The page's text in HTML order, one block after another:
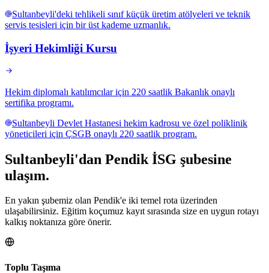
Sultanbeyli'deki tehlikeli sınıf küçük üretim atölyeleri ve teknik
servis tesisleri için bir üst kademe uzmanlık.
İşyeri Hekimliği Kursu
Hekim diplomalı katılımcılar için 220 saatlik Bakanlık onaylı
sertifika programı.
Sultanbeyli Devlet Hastanesi hekim kadrosu ve özel poliklinik
yöneticileri için ÇSGB onaylı 220 saatlik program.
Sultanbeyli'dan Pendik İSG şubesine
ulaşım.
En yakın şubemiz olan Pendik'e iki temel rota üzerinden
ulaşabilirsiniz. Eğitim koçumuz kayıt sırasında size en uygun rotayı
kalkış noktanıza göre önerir.
Toplu Taşıma